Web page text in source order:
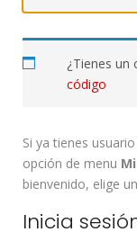
¿Tienes un
código
Si ya tienes
opción de menu
bienvenido, elige
Inicia